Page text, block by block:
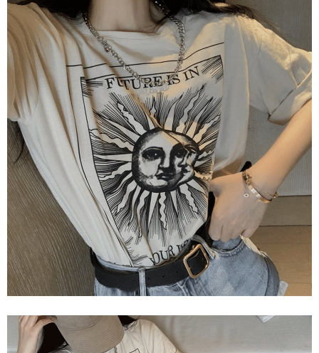
【Nota Penting】
1. Perkhidmatan ini disediakan oleh "Taiwan Mobile Co., Ltd." untuk
membolehkan pengguna membeli produk atau perkhidmatan melalui
perkhidmatan ini semasa transaksi, dan kedai akan menyerahkan hak
tuntutan harga jual/beli ansuran kepada syarikat ini untuk membayar bil
menggunakan bil syarikat ini.
2. Berdasarkan tujuan kontrak persetujuan pembayaran menggunakan
"Pembayaran Ansuran Gogo", kedai akan memberikan maklumat peribadi
anda (termasuk nama, telefon atau alamat) kepada Taiwan Mobile untuk
pengumpulan, pemprosesan dan penggunaan, untuk pengesahan,
semakan dan pembetulan data yang diperlukan untuk bil ansuran oleh
Taiwan Mobile.
3. Sila baca syarat perkhidmatan pengguna secara lengkap melalui
pautan berikut: https://oppay.tw/userRule